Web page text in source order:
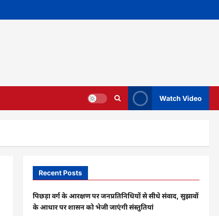
Watch Video
Recent Posts
पिछड़ा वर्ग के आरक्षण पर जनप्रतिनिधियों से सीधे संवाद, सुझावों
के आधार पर शासन को भेजी जाएंगी संस्तुतियां